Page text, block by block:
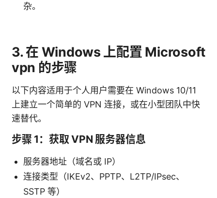
杂。
3. 在 Windows 上配置 Microsoft
vpn 的步骤
以下内容适用于个人用户需要在 Windows 10/11
上建立一个简单的 VPN 连接，或在小型团队中快
速替代。
步骤 1：获取 VPN 服务器信息
服务器地址（域名或 IP）
连接类型（IKEv2、PPTP、L2TP/IPsec、
SSTP 等）